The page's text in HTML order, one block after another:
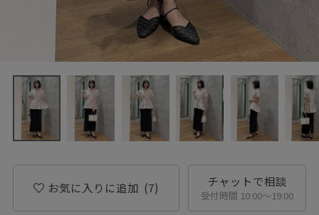
お気に入りに追加 (7) チャットで相談
受付時間 10:00〜19:00